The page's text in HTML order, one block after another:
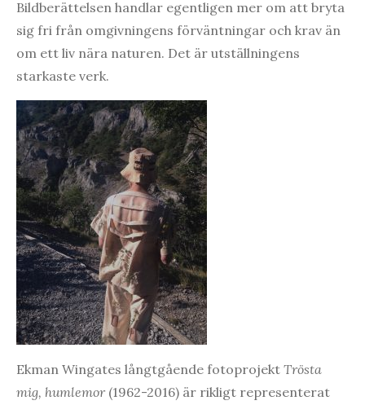
Bildberättelsen handlar egentligen mer om att bryta
sig fri från omgivningens förväntningar och krav än
om ett liv nära naturen. Det är utställningens
starkaste verk.
Ekman Wingates långtgående fotoprojekt Trösta
mig, humlemor (1962-2016) är rikligt representerat